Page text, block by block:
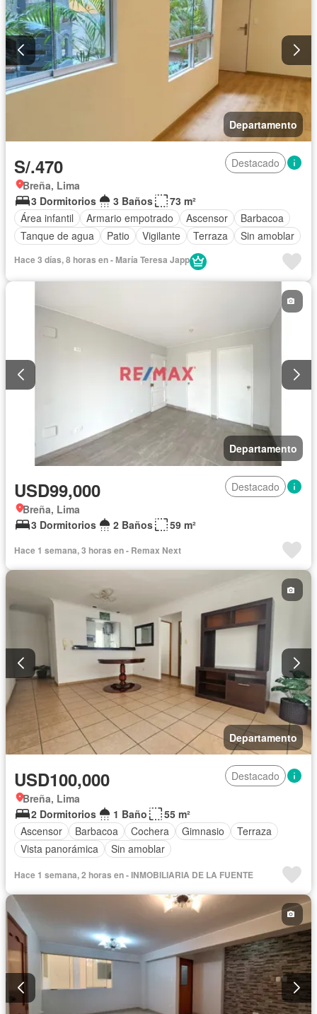
Departamento
S/.470
Destacado
Breña, Lima
3 Dormitorios
3 Baños
73 m²
Área infantil
Armario empotrado Ascensor
Barbacoa
Tanque de agua
Patio Vigilante Terraza Sin amoblar
Hace 3 días, 8 horas en - María Teresa Japp
Departamento
USD99,000
Destacado
Breña, Lima
3 Dormitorios
2 Baños 59 m²
Hace 1 semana, 3 horas en - Remax Next
Departamento
USD100,000
Destacado
Breña, Lima
2 Dormitorios
1 Baño
55 m²
Ascensor
Barbacoa Cochera Gimnasio
Terraza
Vista panorámica
Sin amoblar
Hace 1 semana, 2 horas en - INMOBILIARIA DE LA FUENTE